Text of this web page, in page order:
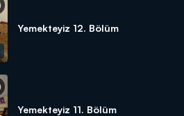
Yemekteyiz 12. Bölüm
Yemekteyiz 11. Bölüm